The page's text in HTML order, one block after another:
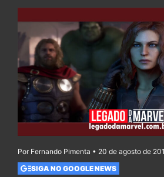
Por Fernando Pimenta • 20 de agosto de
SIGA NO GOOGLE NEWS